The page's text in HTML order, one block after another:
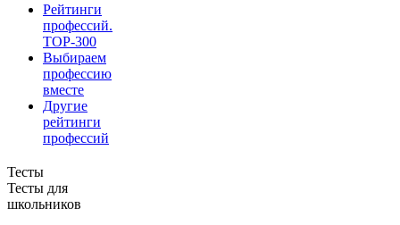
Рейтинги
профессий.
TOP-300
Выбираем
профессию
вместе
Другие
рейтинги
профессий
Тесты
Тесты для
школьников